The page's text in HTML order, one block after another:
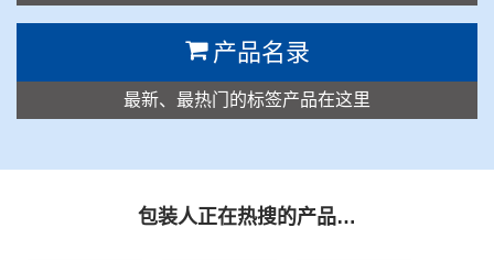
产品名录
最新、最热门的标签产品在这里
包装人正在热搜的产品…